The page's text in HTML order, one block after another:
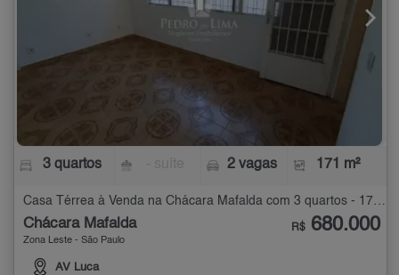
3 quartos 2 vagas 171 m²
Casa Térrea à Venda na Chácara Mafalda com 3 quartos - 171 m²
Chácara Mafalda
Zona Leste - São Paulo
AV Luca
R$ 680.000